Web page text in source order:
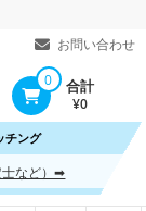
お問い合わせ
0 合計
¥0
チング
士など）➡